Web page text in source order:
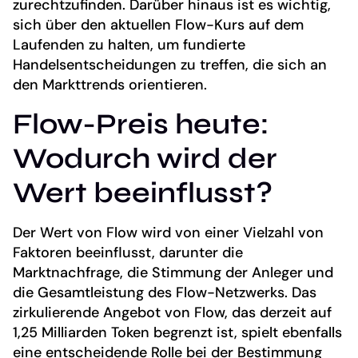
zurechtzufinden. Darüber hinaus ist es wichtig,
sich über den aktuellen Flow-Kurs auf dem
Laufenden zu halten, um fundierte
Handelsentscheidungen zu treffen, die sich an
den Markttrends orientieren.
Flow-Preis heute:
Wodurch wird der
Wert beeinflusst?
Der Wert von Flow wird von einer Vielzahl von
Faktoren beeinflusst, darunter die
Marktnachfrage, die Stimmung der Anleger und
die Gesamtleistung des Flow-Netzwerks. Das
zirkulierende Angebot von Flow, das derzeit auf
1,25 Milliarden Token begrenzt ist, spielt ebenfalls
eine entscheidende Rolle bei der Bestimmung